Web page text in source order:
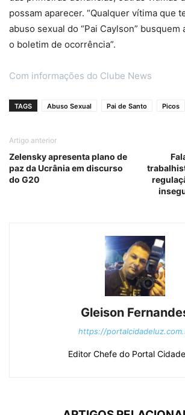
possam aparecer. “Qualquer vítima que
abuso sexual do “Pai Caylson” busquem
o boletim de ocorrência”.
Com informações do Clube News
TAGS Abuso Sexual Pai de Santo Picos
Artigo anterior
Zelensky apresenta plano de
paz da Ucrânia em discurso
do G20
Gleison
https://
Editor Chefe do Portal